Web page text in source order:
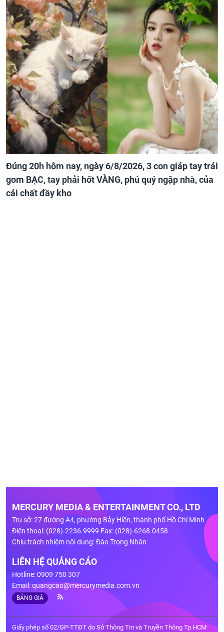
Đúng 20h hôm nay, ngày 6/8/2026, 3 con giáp tay trái
gom BẠC, tay phải hốt VÀNG, phú quý ngập nhà, của
cải chất đầy kho
MERCURY MEDIA & ENTERTAINMENT CO., LTD
Trụ sở: 27 đường A4, phường Bảy Hiền, thành phố Hồ Chí Minh
Điện thoại: (028)-2236.9999 Fax: (028)-6268.0458
Chịu trách nhiệm nội dung: Đào Trọng Nhân
LIÊN HỆ QUẢNG CÁO
Hotline: 0909 750 307
Email:quangcao@mercurymedia.com.vn
BẢNG GIÁ
Giấy phép số 02/GP-TTĐT do Sở Thông Tin và Truyền Thông Tp.HCM